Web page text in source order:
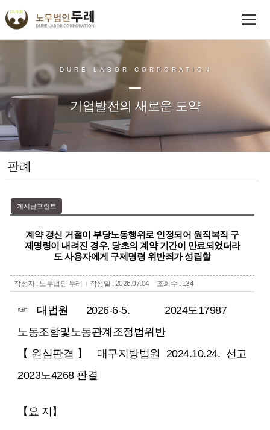
DURE LABOR CORPORATION
기업발전의 새로운 도약
판례
게시글프린트
계약 갱신 거절이 부당노동행위로 인정되어 원직복직 구
제명령이 내려진 경우, 당초의 계약 기간이 만료되었더라
도 사용자에게 구제명령 위반죄가 성립할
작성자 : 노무법인 두레 작성일 : 2026.07.04 조회수 : 134
☞ 대법원 2026-6-5. 2024도17987
노동조합및노동관계조정법위반
【원심판결】 대구지방법원 2024.10.24. 선고
2023노4268 판결
【요 지】